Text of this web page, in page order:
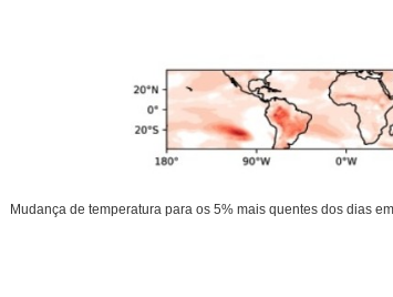
Mudança de temperatura para os 5% mais quentes dos dias